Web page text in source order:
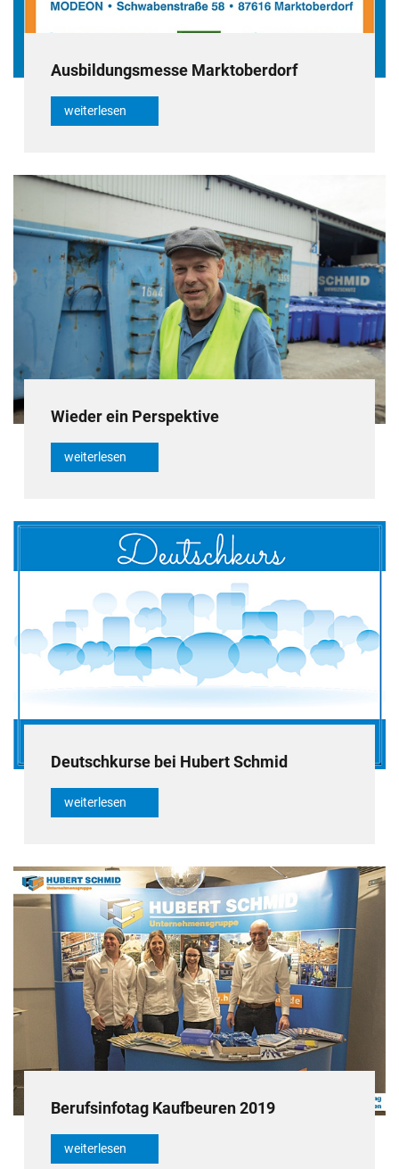
Ausbildungsmesse Marktoberdorf
weiterlesen
Wieder ein Perspektive
weiterlesen
Deutschkurse bei Hubert Schmid
weiterlesen
Berufsinfotag Kaufbeuren 2019
weiterlesen